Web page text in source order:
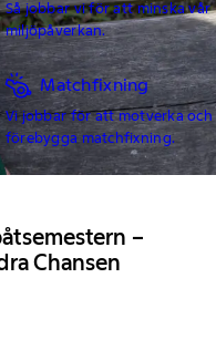
Så jobbar vi för att minska vår
miljöpåverkan.
Matchfixning
Vi jobbar för att motverka och
förebygga matchfixning.
–
Chansen